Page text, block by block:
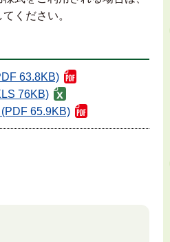
ください。
63.8KB)
76KB)
65.9KB)